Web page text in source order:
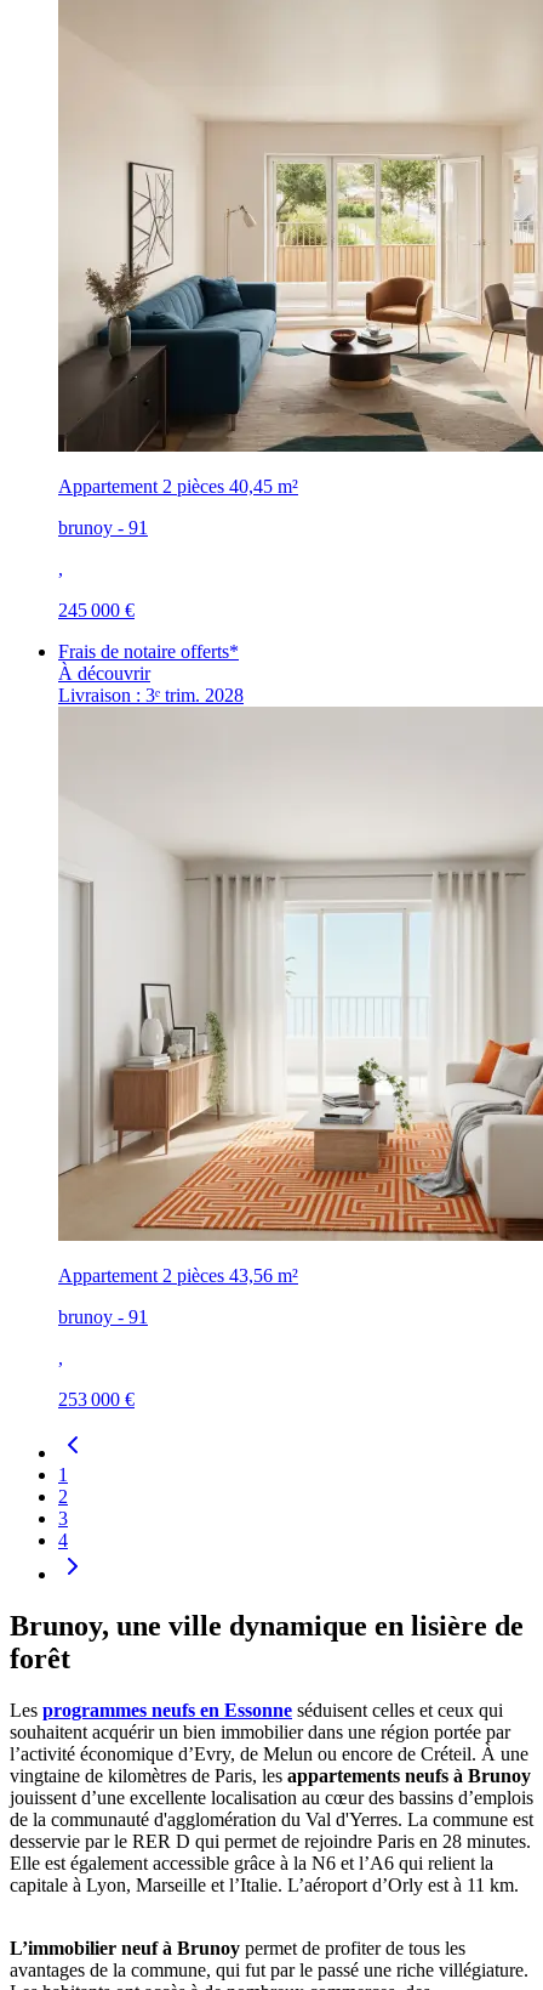
Appartement 2 pièces 40,45 m²
brunoy - 91
,
245 000 €
Frais de notaire offerts*
À découvrir
Livraison : 3ᵉ trim. 2028
Appartement 2 pièces 43,56 m²
brunoy - 91
,
253 000 €
1
2
3
4
Brunoy, une ville dynamique en lisière de
forêt
Les programmes neufs en Essonne séduisent celles et ceux qui
souhaitent acquérir un bien immobilier dans une région portée par
l’activité économique d’Evry, de Melun ou encore de Créteil. À une
vingtaine de kilomètres de Paris, les appartements neufs à Brunoy
jouissent d’une excellente localisation au cœur des bassins d’emplois
de la communauté d'agglomération du Val d'Yerres. La commune est
desservie par le RER D qui permet de rejoindre Paris en 28 minutes.
Elle est également accessible grâce à la N6 et l’A6 qui relient la
capitale à Lyon, Marseille et l’Italie. L’aéroport d’Orly est à 11 km.
L’immobilier neuf à Brunoy permet de profiter de tous les
avantages de la commune, qui fut par le passé une riche villégiature.